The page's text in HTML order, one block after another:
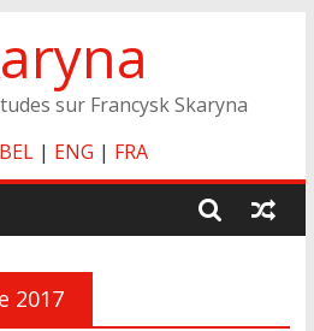
sur Francysk Skaryna
BEL| ENG | FRA
2017